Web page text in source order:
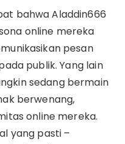
bahwa Aladdin666
online mereka
pesan
publik. Yang lain
sedang bermain
berwenang,
online mereka.
yang pasti –